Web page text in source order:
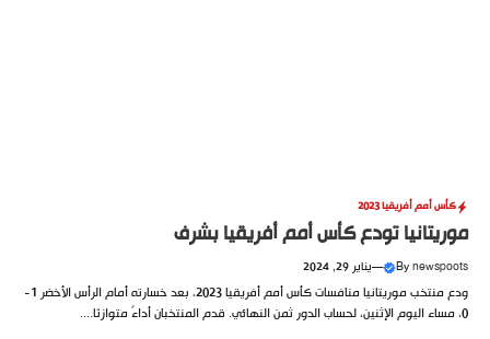
كأس أمم أفريقيا 2023
موريتانيا تودع كأس أمم أفريقيا بشرف
Bynewspoots
—يناير 29, 2024
ودع منتخب موريتانيا منافسات كأس أمم أفريقيا 2023، بعد خسارته أمام الرأس الأخضر 1-
0، مساء اليوم الإثنين، لحساب الدور ثمن النهائي. قدم المنتخبان أداءً متوازنًا....